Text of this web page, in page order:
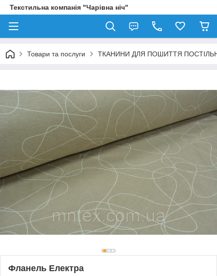
Текстильна компанія "Чарівна ніч"
Товари та послуги ТКАНИНИ ДЛЯ ПОШИТТЯ
Фланель Електра